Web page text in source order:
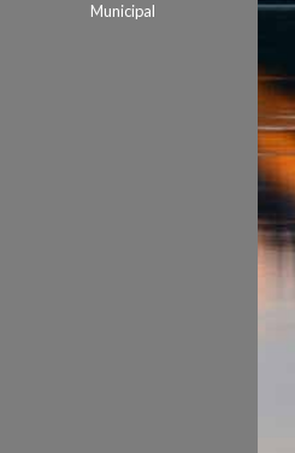
Municipal